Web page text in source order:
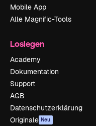
Mobile App
Alle Magnific-Tools
Loslegen
Academy
Dokumentation
Support
AGB
Datenschutzerklärung
Originale Neu